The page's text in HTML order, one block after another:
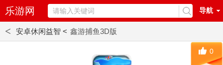
乐游网 导航
< 安卓休闲益智 < 鑫游捕鱼3D版
0